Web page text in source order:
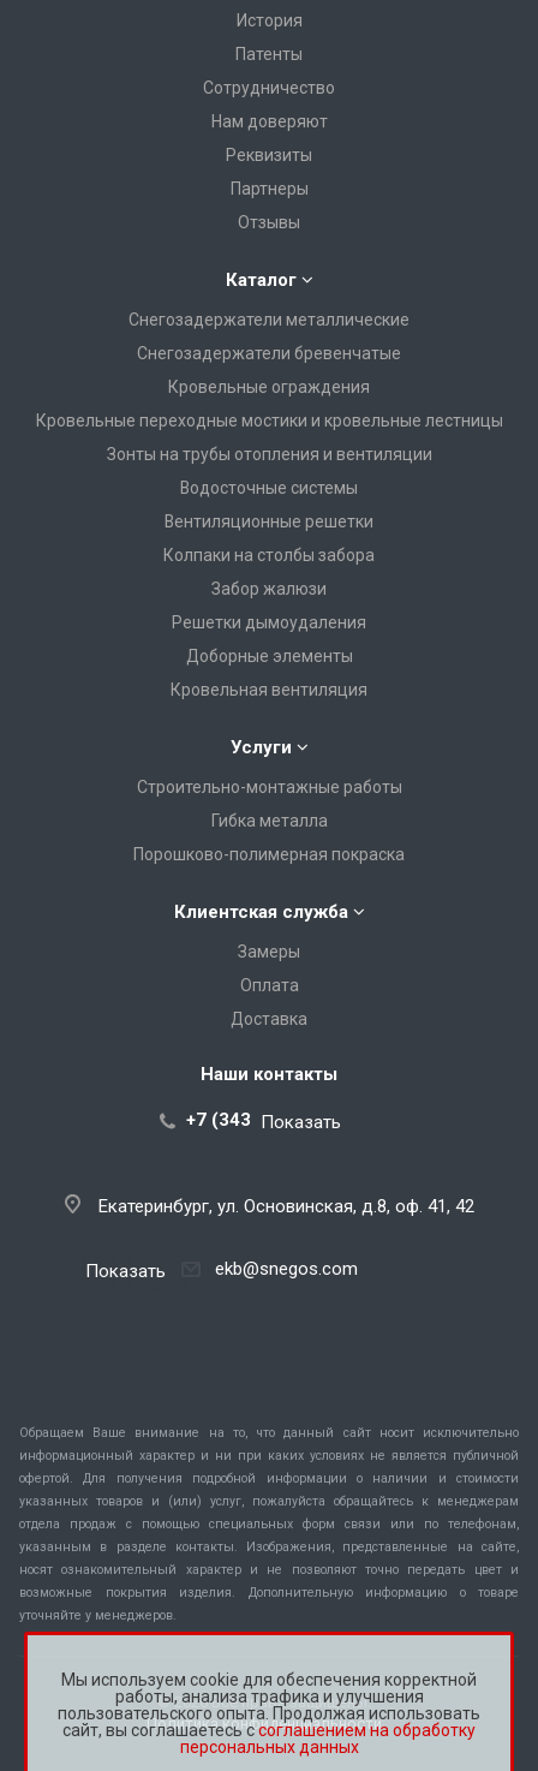
История
Патенты
Сотрудничество
Нам доверяют
Реквизиты
Партнеры
Отзывы
Каталог
Снегозадержатели металлические
Снегозадержатели бревенчатые
Кровельные ограждения
Кровельные переходные мостики и кровельные лестницы
Зонты на трубы отопления и вентиляции
Водосточные системы
Вентиляционные решетки
Колпаки на столбы забора
Забор жалюзи
Решетки дымоудаления
Доборные элементы
Кровельная вентиляция
Услуги
Строительно-монтажные работы
Гибка металла
Порошково-полимерная покраска
Клиентская служба
Замеры
Оплата
Доставка
Наши контакты
+7 (343) 288-07-25
Показать
Екатеринбург, ул. Основинская, д.8, оф. 41, 42
ekb@snegos.com
Показать
Обращаем Ваше внимание на то, что данный сайт носит исключительно
информационный характер и ни при каких условиях не является публичной
офертой. Для получения подробной информации о наличии и стоимости
указанных товаров и (или) услуг, пожалуйста обращайтесь к менеджерам
отдела продаж с помощью специальных форм связи или по телефонам,
указанным в разделе контакты. Изображения, представленные на сайте,
носят ознакомительный характер и не позволяют точно передать цвет и
возможные покрытия изделия. Дополнительную информацию о товаре
уточняйте у менеджеров.
© 2026 Все права защищены.
Политика конфиденциальности
Мы используем cookie для обеспечения корректной
работы, анализа трафика и улучшения
пользовательского опыта. Продолжая использовать
сайт, вы соглашаетесь ссоглашением на обработку
персональных данных